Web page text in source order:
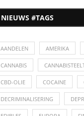
NIEUWS #TAGS
AANDELEN AMERIKA
CANNABIS
CBD-OLIE COCAINE
DECRIMINALISERING